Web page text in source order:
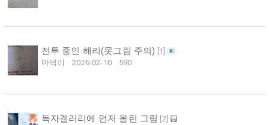
전투 중인 해리(못그림 주의) 1
마덕이
2026-02-10 590
독자겔러리에 먼저 올린 그림 2]